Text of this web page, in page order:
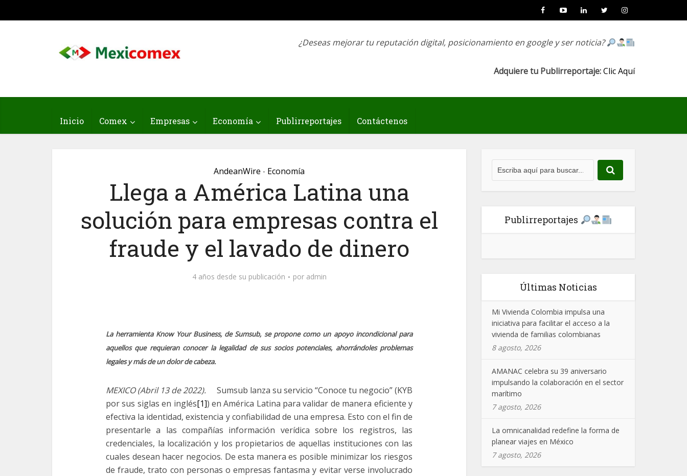
¿Deseas mejorar tu reputación digital, posicionamiento en google y ser noticia?
Adquiere tu Publirreportaje:Clic Aquí
Inicio Comex Empresas Economía Publirreportajes Contáctenos
AndeanWire • Economía
Llega a América Latina una
solución para empresas contra el
fraude y el lavado de dinero
4 años desde su publicación por admin
La herramienta Know Your Business, de Sumsub, se propone como un apoyo incondicional para
aquellos que requieran conocer la legalidad de sus socios potenciales, ahorrándoles problemas
legales y más de un dolor de cabeza.
MEXICO (Abril 13 de 2022). Sumsub lanza su servicio “Conoce tu negocio” (KYB
por sus siglas en inglés[1]) en América Latina para validar de manera eficiente y
efectiva la identidad, existencia y confiabilidad de una empresa. Esto con el fin de
presentarle a las compañías información verídica sobre los registros, las
credenciales, la localización y los propietarios de aquellas instituciones con las
cuales desean hacer negocios. De esta manera es posible minimizar los riesgos
de fraude, trato con personas o empresas fantasma y evitar verse involucrado
Publirreportajes
Últimas Noticias
Mi Vivienda Colombia impulsa una
iniciativa para facilitar el acceso a la
vivienda de familias colombianas
8 agosto, 2026
AMANAC celebra su 39 aniversario
impulsando la colaboración en el sector
marítimo
7 agosto, 2026
La omnicanalidad redefine la forma de
planear viajes en México
7 agosto, 2026